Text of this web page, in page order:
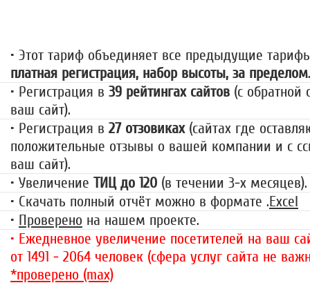
• Этот тариф объединяет все предыдущие
платная регистрация, набор высоты, за пределом.
• Регистрация в 39 рейтингах сайтов (с обратной
ваш сайт).
• Регистрация в 27 отзовиках(сайтах где
положительные отзывы о вашей компании и с
ваш сайт).
• Увеличение ТИЦ до 120 (в течении 3-х месяцев).
• Скачать полный отчёт можно в формате .Excel
• Проверено на нашем проекте.
• Ежедневное увеличение посетителей на ваш
от 1491 - 2064 человек (сфера услуг сайта не
*проверено (max)